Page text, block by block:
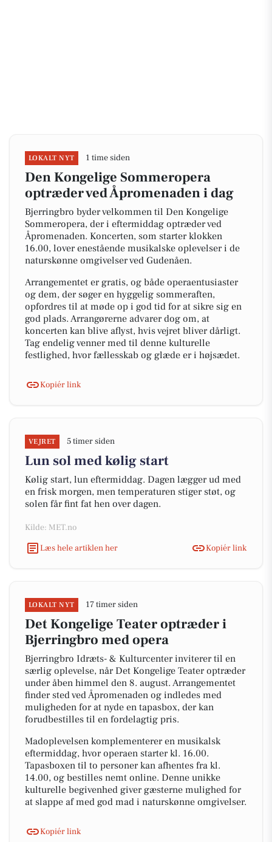
LOKALT NYT 1 time siden
Den Kongelige Sommeropera
optræder ved Åpromenaden i dag
Bjerringbro byder velkommen til Den Kongelige
Sommeropera, der i eftermiddag optræder ved
Åpromenaden. Koncerten, som starter klokken
16.00, lover enestående musikalske oplevelser i de
naturskønne omgivelser ved Gudenåen.
Arrangementet er gratis, og både operaentusiaster
og dem, der søger en hyggelig sommeraften,
opfordres til at møde op i god tid for at sikre sig en
god plads. Arrangørerne advarer dog om, at
koncerten kan blive aflyst, hvis vejret bliver dårligt.
Tag endelig venner med til denne kulturelle
festlighed, hvor fællesskab og glæde er i højsædet.
Kopiér link
VEJRET 5 timer siden
Lun sol med kølig start
Kølig start, lun eftermiddag. Dagen lægger ud med
en frisk morgen, men temperaturen stiger støt, og
solen får fint fat hen over dagen.
Kilde: MET.no
Læs hele artiklen her
Kopiér link
LOKALT NYT 17 timer siden
Det Kongelige Teater optræder i
Bjerringbro med opera
Bjerringbro Idræts- & Kulturcenter inviterer til en
særlig oplevelse, når Det Kongelige Teater optræder
under åben himmel den 8. august. Arrangementet
finder sted ved Åpromenaden og indledes med
muligheden for at nyde en tapasbox, der kan
forudbestilles til en fordelagtig pris.
Madoplevelsen komplementerer en musikalsk
eftermiddag, hvor operaen starter kl. 16.00.
Tapasboxen til to personer kan afhentes fra kl.
14.00, og bestilles nemt online. Denne unikke
kulturelle begivenhed giver gæsterne mulighed for
at slappe af med god mad i naturskønne omgivelser.
Kopiér link